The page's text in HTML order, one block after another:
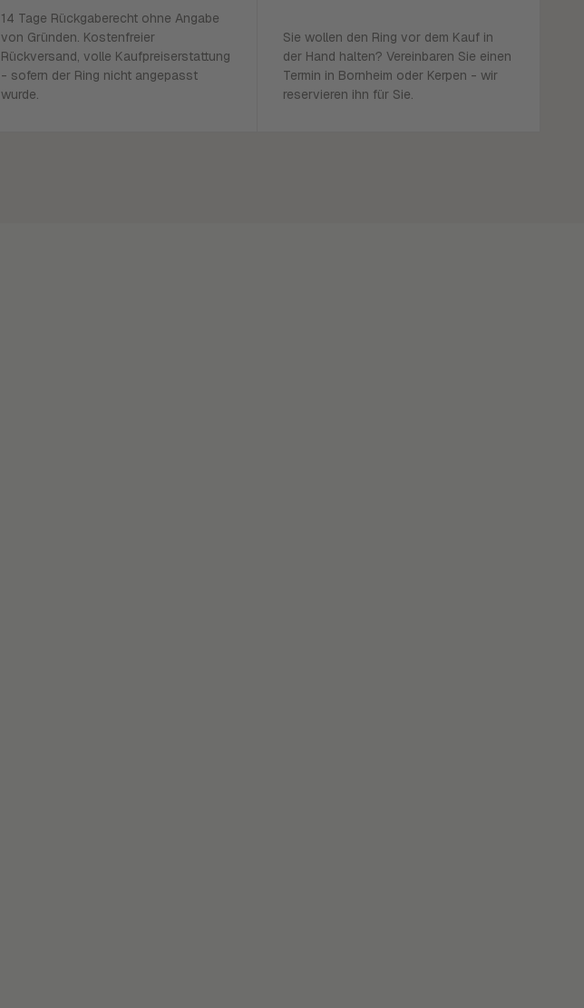
14 Tage Rückgaberecht ohne Angabe
von Gründen. Kostenfreier
Rückversand, volle Kaufpreiserstattung
- sofern der Ring nicht angepasst
wurde.
Sie wollen den Ring vor dem Kauf in
der Hand halten? Vereinbaren Sie einen
Termin in Bornheim oder Kerpen - wir
reservieren ihn für Sie.